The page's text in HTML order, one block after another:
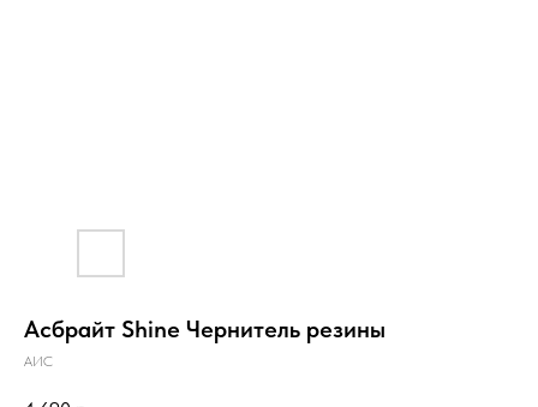
Асбрайт Shine Чернитель резины
АИС